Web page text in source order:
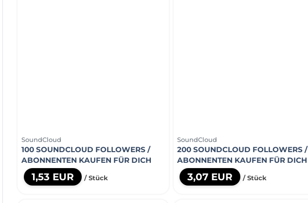
SoundCloud
100 SOUNDCLOUD FOLLOWERS /
ABONNENTEN KAUFEN FÜR DICH
1,53 EUR / Stück
SoundCloud
200 SOUNDCLOUD FOLLOWERS /
ABONNENTEN KAUFEN FÜR DICH
3,07 EUR / Stück